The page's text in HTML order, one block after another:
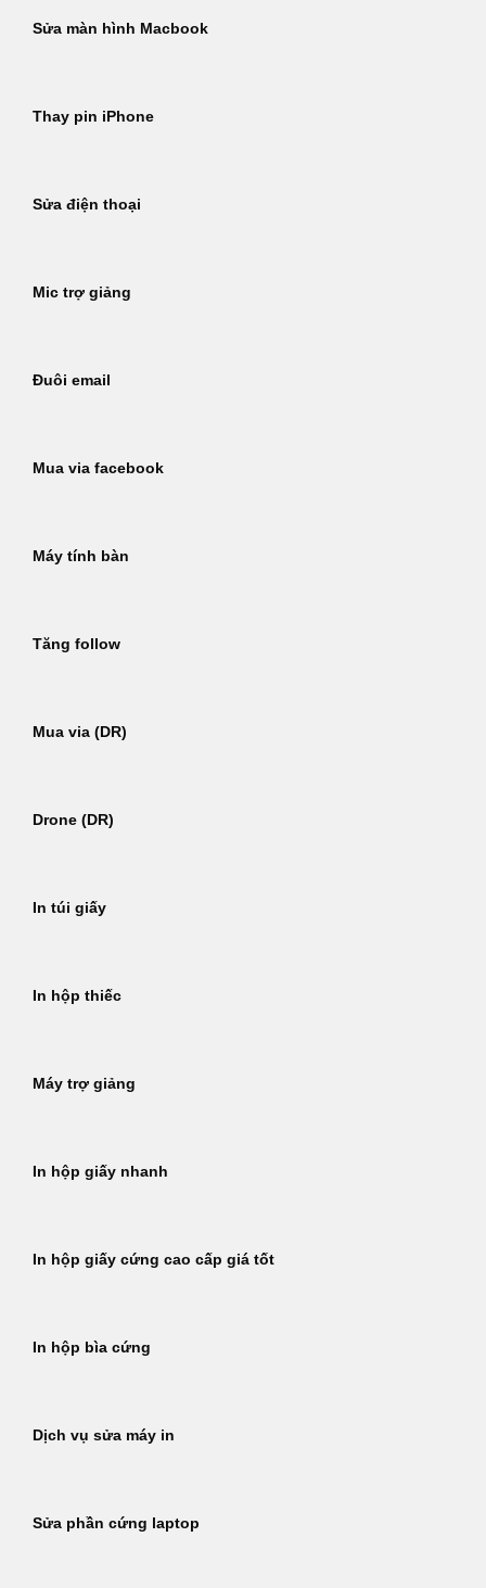
Sửa màn hình Macbook
Thay pin iPhone
Sửa điện thoại
Mic trợ giảng
Đuôi email
Mua via facebook
Máy tính bàn
Tăng follow
Mua via (DR)
Drone (DR)
In túi giấy
In hộp thiếc
Máy trợ giảng
In hộp giấy nhanh
In hộp giấy cứng cao cấp giá tốt
In hộp bìa cứng
Dịch vụ sửa máy in
Sửa phần cứng laptop